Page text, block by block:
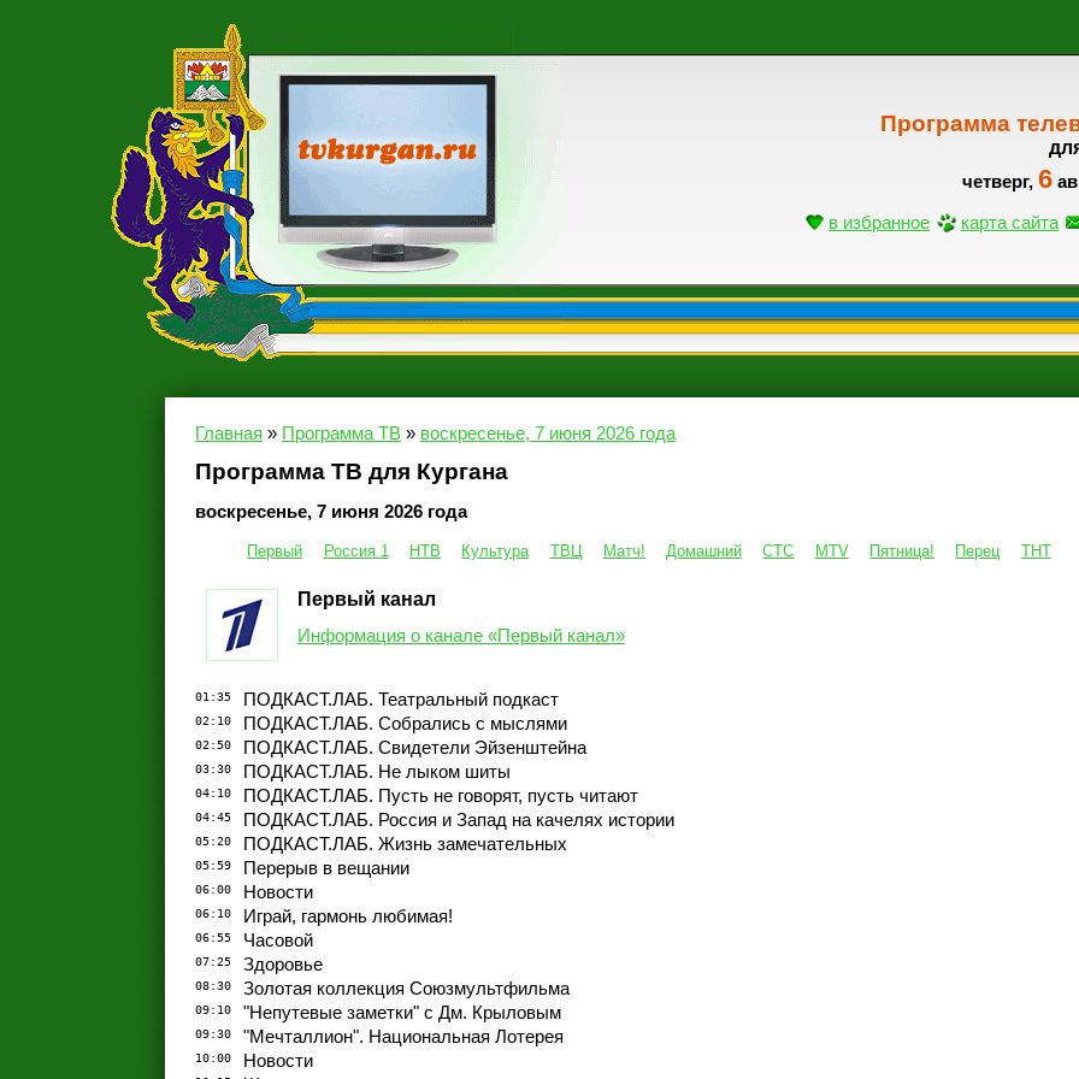
Программа
четверг, 6
в избранное карта сайта
Главная » Программа ТВ » воскресенье, 7 июня 2026 года
Программа ТВ для Кургана
воскресенье, 7 июня 2026 года
Первый Россия 1 НТВ Культура ТВЦ Матч! Домашний СТС MTV Пятница! Перец ТНТ
Первый канал
Информация о канале «Первый канал»
01:35 ПОДКАСТ.ЛАБ. Театральный подкаст
02:10 ПОДКАСТ.ЛАБ. Собрались с мыслями
02:50 ПОДКАСТ.ЛАБ. Свидетели Эйзенштейна
03:30 ПОДКАСТ.ЛАБ. Не лыком шиты
04:10 ПОДКАСТ.ЛАБ. Пусть не говорят, пусть читают
04:45 ПОДКАСТ.ЛАБ. Россия и Запад на качелях истории
05:20 ПОДКАСТ.ЛАБ. Жизнь замечательных
05:59 Перерыв в вещании
06:00 Новости
06:10 Играй, гармонь любимая!
06:55 Часовой
07:25 Здоровье
08:30 Золотая коллекция Союзмультфильма
09:10 "Непутевые заметки" с Дм. Крыловым
09:30 "Мечталлион". Национальная Лотерея
10:00 Новости